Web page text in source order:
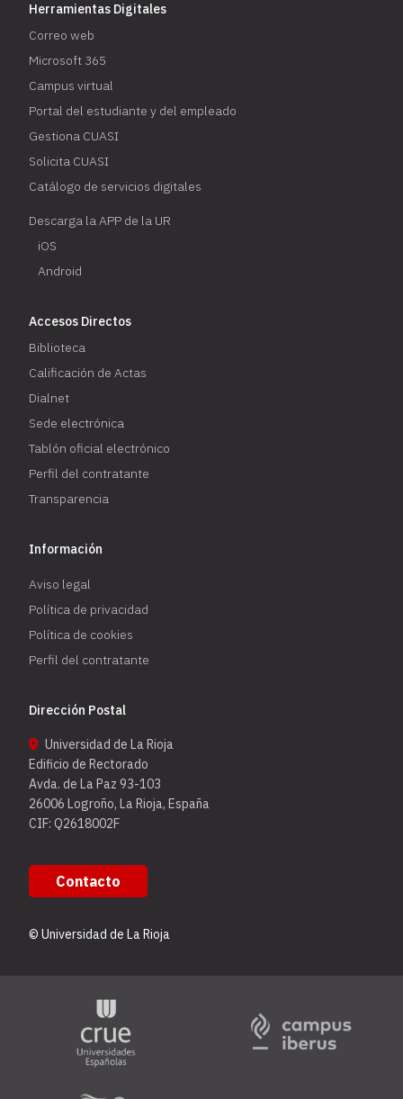
Herramientas Digitales
Correo web
Microsoft 365
Campus virtual
Portal del estudiante y del empleado
Gestiona CUASI
Solicita CUASI
Catálogo de servicios digitales
Descarga la APP de la UR
iOS
Android
Accesos Directos
Biblioteca
Calificación de Actas
Dialnet
Sede electrónica
Tablón oficial electrónico
Perfil del contratante
Transparencia
Información
Aviso legal
Política de privacidad
Política de cookies
Perfil del contratante
Dirección Postal
Universidad de La Rioja
Edificio de Rectorado
Avda. de La Paz 93-103
26006 Logroño, La Rioja, España
CIF: Q2618002F
Contacto
© Universidad de La Rioja